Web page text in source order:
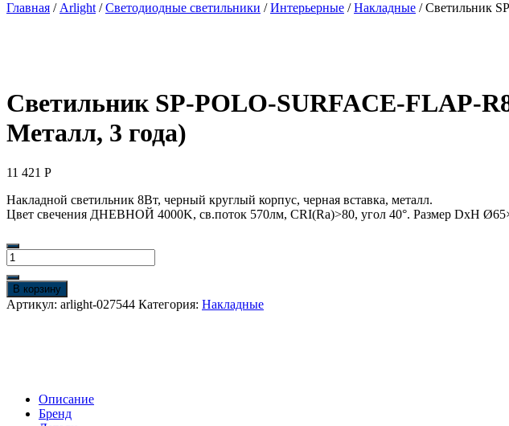
Главная / Arlight /Светодиодные светильники /Интерьерные /Накладные / Светильник
Светильник SP-POLO-SURFACE-FLAP-
Металл, 3 года)
11 421 Р
Накладной светильник 8Вт, черный круглый корпус, черная вставка, металл.
Цвет свечения ДНЕВНОЙ 4000K, св.поток 570лм, CRI(Ra)>80, угол 40°. Размер DxH
Количество
товара
Светильник
SP-
POLO-
(BK-
GD,
В корзину
Артикул: arlight-027544 Категория: Накладные
Описание
Бренд